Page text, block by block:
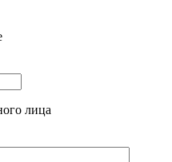
лица